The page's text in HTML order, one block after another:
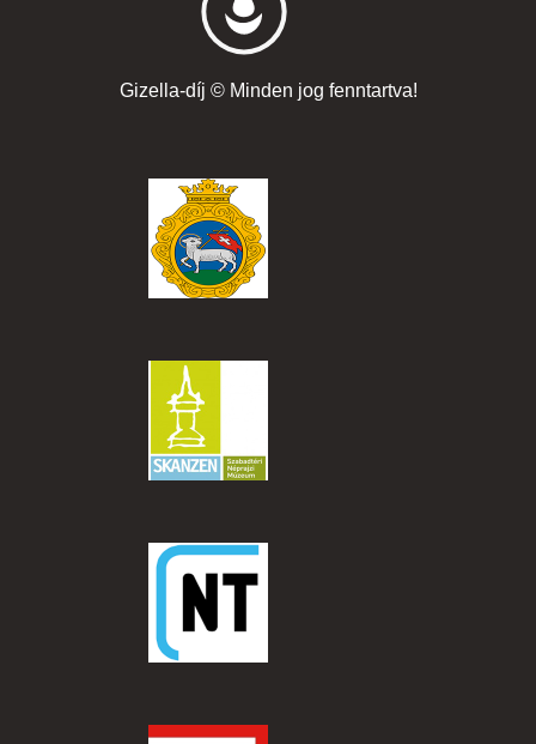
Gizella-díj © Minden jog fenntartva!